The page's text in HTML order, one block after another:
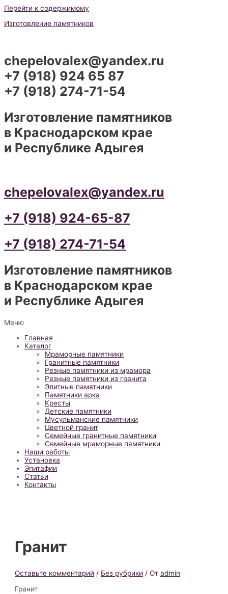
Перейти к содержимому
Изготовление памятников
chepelovalex@yandex.ru
+7 (918) 924 65 87
+7 (918) 274-71-54
Изготовление памятников
в Краснодарском крае
и Республике Адыгея
chepelovalex@yandex.ru
+7 (918) 924-65-87
+7 (918) 274-71-54
Изготовление памятников
в Краснодарском крае
и Республике Адыгея
Меню
Главная
Каталог
Мраморные памятники
Гранитные памятники
Резные памятники из мрамора
Резные памятники из гранита
Элитные памятники
Памятники арка
Кресты
Детские памятники
Мусульманские памятники
Цветной гранит
Семейные гранитные памятники
Семейные мраморные памятники
Наши работы
Установка
Эпитафии
Статьи
Контакты
Гранит
Оставьте комментарий / Без рубрики / От admin
Гранит